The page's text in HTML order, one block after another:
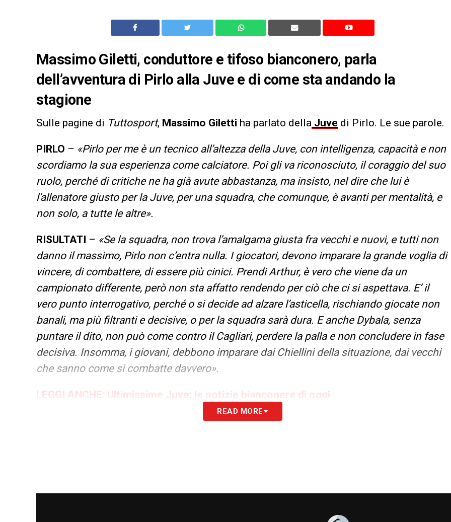
Massimo Giletti, conduttore e tifoso bianconero, parla
dell’avventura di Pirlo alla Juve e di come sta andando la
stagione
Sulle pagine di Tuttosport, Massimo Giletti ha parlato della Juve di Pirlo. Le sue parole.
PIRLO – «Pirlo per me è un tecnico all’altezza della Juve, con intelligenza, capacità e non
scordiamo la sua esperienza come calciatore. Poi gli va riconosciuto, il coraggio del suo
ruolo, perché di critiche ne ha già avute abbastanza, ma insisto, nel dire che lui è
l’allenatore giusto per la Juve, per una squadra, che comunque, è avanti per mentalità, e
non solo, a tutte le altre».
RISULTATI – «Se la squadra, non trova l’amalgama giusta fra vecchi e nuovi, e tutti non
danno il massimo, Pirlo non c’entra nulla. I giocatori, devono imparare la grande voglia di
vincere, di combattere, di essere più cinici. Prendi Arthur, è vero che viene da un
campionato differente, però non sta affatto rendendo per ciò che ci si aspettava. E’ il
vero punto interrogativo, perché o si decide ad alzare l’asticella, rischiando giocate non
banali, ma più filtranti e decisive, o per la squadra sarà dura. E anche Dybala, senza
puntare il dito, non può come contro il Cagliari, perdere la palla e non concludere in fase
decisiva. Insomma, i giovani, debbono imparare dai Chiellini della situazione, dai vecchi
che sanno come si combatte davvero».
LEGGI ANCHE: Ultimissime Juve: le notizie bianconere di oggi
READ MORE